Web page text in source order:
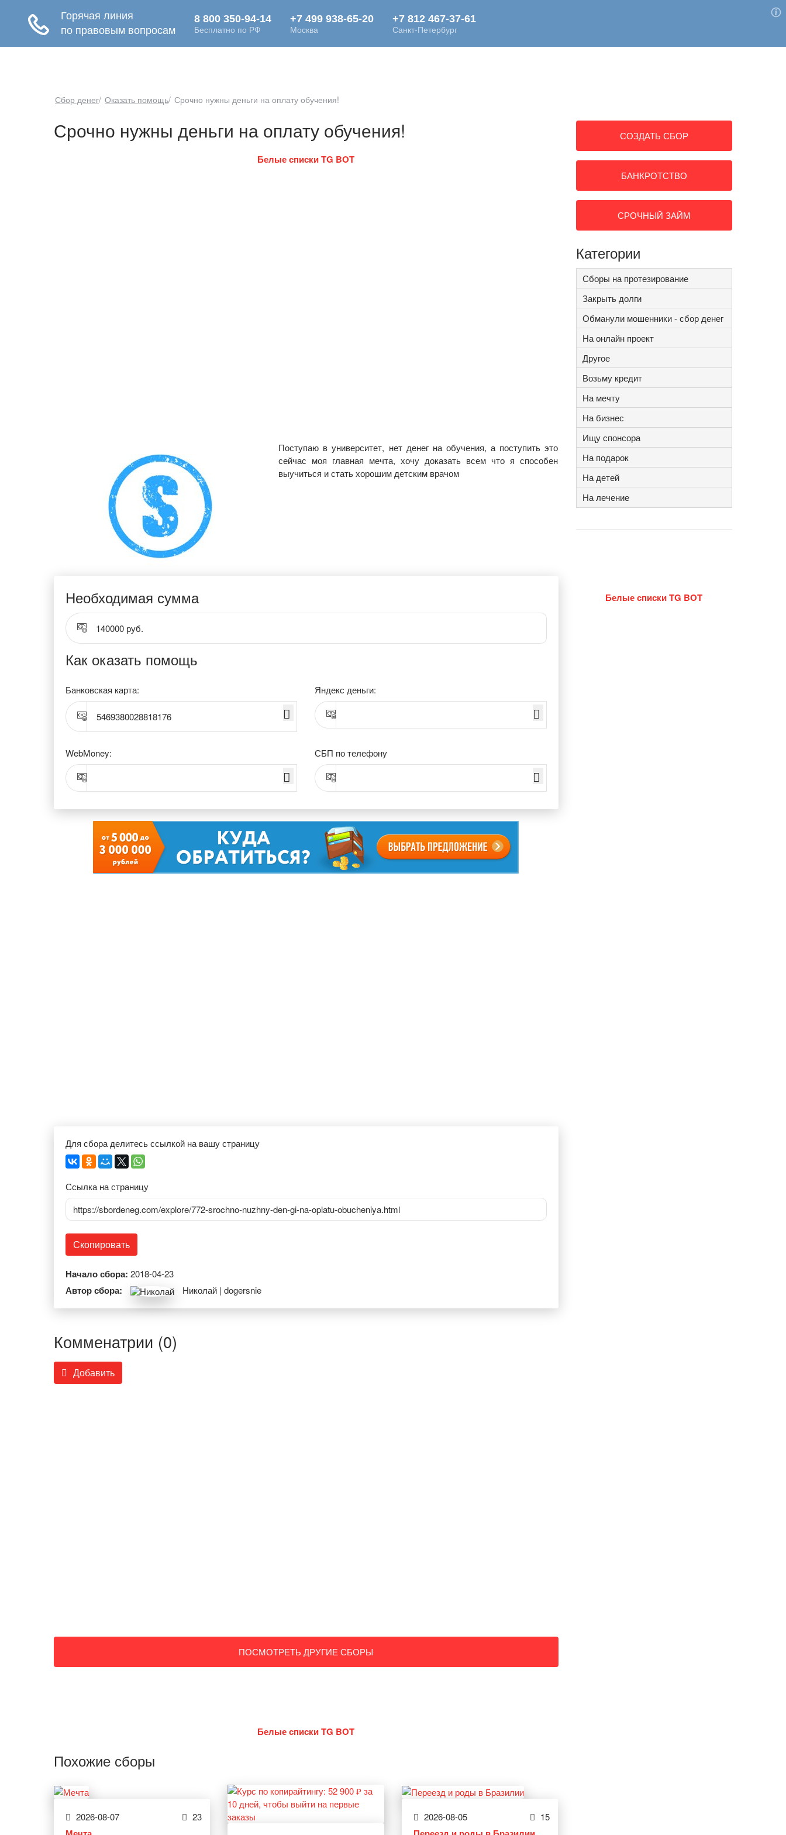
SBORDENEG.COM СПИСАТЬ ДОЛГИ. БАНКРОТСТВО КРЕДИТ ЗАЙМ
Сбор денег/ Оказать помощь/ Срочно нужны деньги на оплату обучения!
Срочно нужны деньги на оплату обучения!
Белые списки TG BOT
Поступаю в университет, нет денег на обучения, а поступить это
сейчас моя главная мечта, хочу доказать всем что я способен
выучиться и стать хорошим детским врачом
Необходимая сумма
140000 руб.
Как оказать помощь
Банковская карта:
5469380028818176
Яндекс деньги:
WebMoney: СБП по телефону
Для сбора делитесь ссылкой на вашу страницу
Ссылка на страницу
https://sbordeneg.com/explore/772-srochno-nuzhny-den-gi-na-oplatu-obucheniya.html
Скопировать
Начало сбора: 2018-04-23
Автор сбора: Николай | dogersnie
Комменатрии (0)
Добавить
ПОСМОТРЕТЬ ДРУГИЕ СБОРЫ
Белые списки TG BOT
Похожие сборы
2026-08-07 23 2026-08-05 15
СОЗДАТЬ СБОР
БАНКРОТСТВО
СРОЧНЫЙ ЗАЙМ
Категории
Сборы на протезирование
Закрыть долги
Обманули мошенники - сбор денег
На онлайн проект
Другое
Возьму кредит
На мечту
На бизнес
Ищу спонсора
На подарок
На детей
На лечение
Белые списки TG BOT